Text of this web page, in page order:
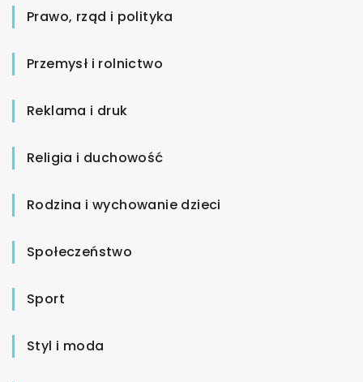
Prawo, rząd i polityka
Przemysł i rolnictwo
Reklama i druk
Religia i duchowość
Rodzina i wychowanie dzieci
Społeczeństwo
Sport
Styl i moda